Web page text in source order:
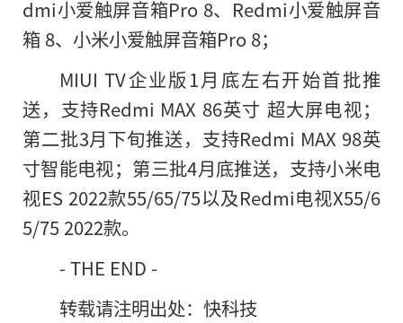
dmi小爱触屏音箱Pro 8、Redmi小爱触屏音
箱 8、小米小爱触屏音箱Pro 8；
MIUI TV企业版1月底左右开始首批推
送，支持Redmi MAX 86英寸 超大屏电视；
第二批3月下旬推送，支持Redmi MAX 98英
寸智能电视；第三批4月底推送，支持小米电
视ES 2022款55/65/75以及Redmi电视X55/6
5/75 2022款。
- THE END -
转载请注明出处：快科技